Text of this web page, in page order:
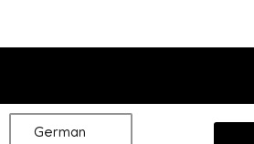
springen
German